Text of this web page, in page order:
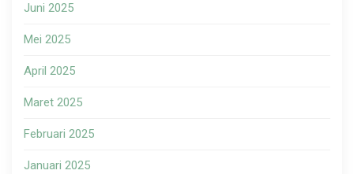
Juni 2025
Mei 2025
April 2025
Maret 2025
Februari 2025
Januari 2025